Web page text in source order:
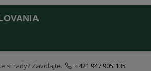
si rady? Zavolajte. +421 947 905 135